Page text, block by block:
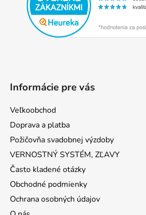
Informácie pre vás
Veľkoobchod
Doprava a platba
Požičovňa svadobnej výzdoby
VERNOSTNÝ SYSTÉM, ZĽAVY
Často kladené otázky
Obchodné podmienky
Ochrana osobných údajov